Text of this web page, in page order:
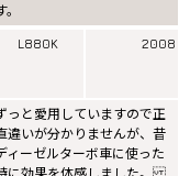
。
L880K 2008
っと愛用していますので正
違いが分かりませんが、昔
ィーゼルターボ車に使った